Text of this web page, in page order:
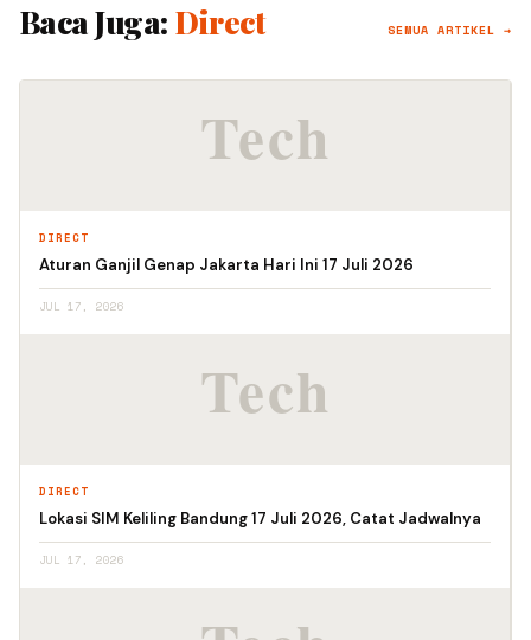
Baca Juga: Direct SEMUA ARTIKEL →
DIRECT
Aturan Ganjil Genap Jakarta Hari Ini 17 Juli 2026
JUL 17, 2026
DIRECT
Lokasi SIM Keliling Bandung 17 Juli 2026, Catat Jadwalnya
JUL 17, 2026